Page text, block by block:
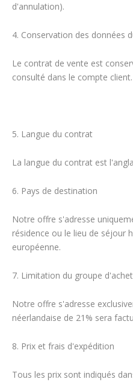
d'annulation).
4. Conservation des données
Le contrat de vente est
consulté dans le compte client.
5. Langue du contrat
La langue du contrat est
6. Pays de destination
Notre offre s'adresse
résidence ou le lieu de séjour
européenne.
7. Limitation du groupe
Notre offre s'adresse
néerlandaise de 21% sera
8. Prix et frais d'expédition
Tous les prix sont indiqués